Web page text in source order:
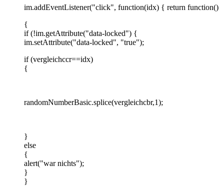
im.addEventListener("click", function(idx) { return function()
{
if (!im.getAttribute("data-locked") {
im.setAttribute("data-locked", "true");
if (vergleichccr==idx)
{
randomNumberBasic.splice(vergleichcbr,1);
}
else
{
alert("war nichts");
}
}